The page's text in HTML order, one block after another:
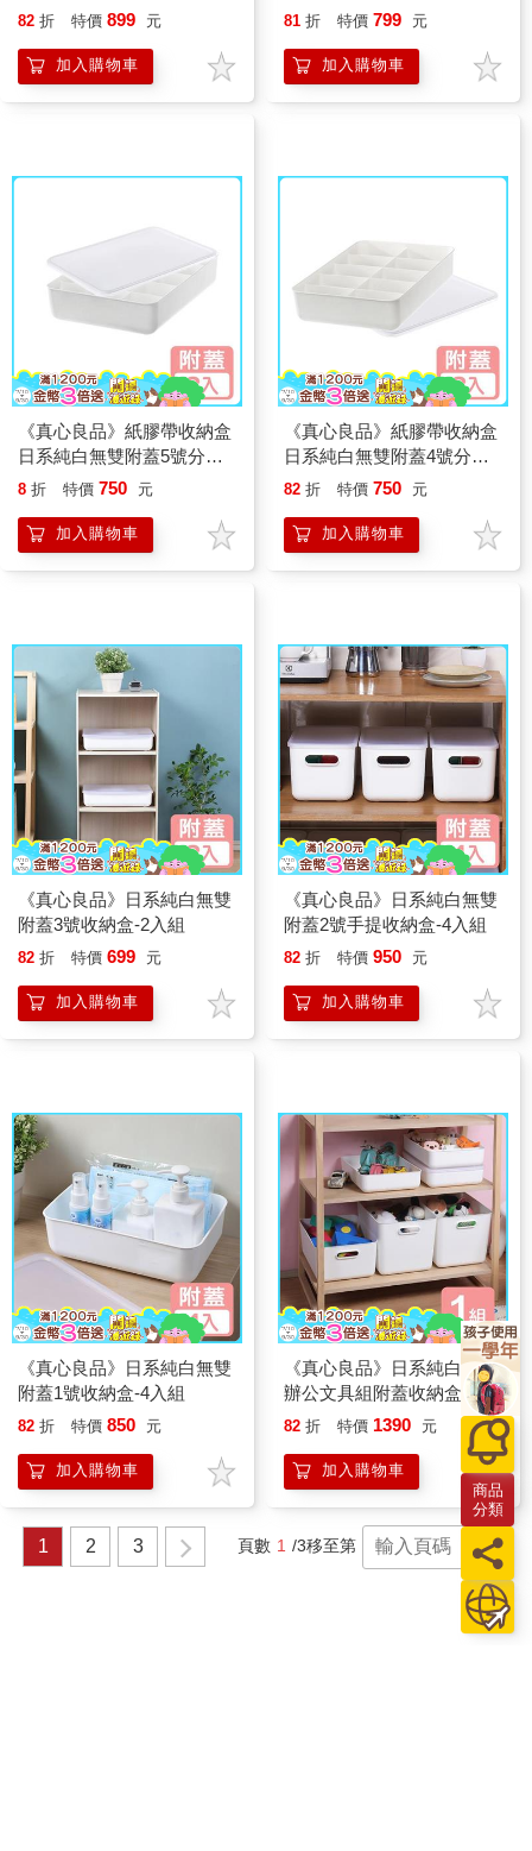
82 折 特價 899 元
加入購物車
81 折 特價 799 元
加入購物車
《真心良品》紙膠帶收納盒
日系純白無雙附蓋5號分隔
收納盒(15格)-2入組
8 折 特價 750 元
加入購物車
《真心良品》紙膠帶收納盒
日系純白無雙附蓋4號分隔
收納盒(10格)-2入組
82 折 特價 750 元
加入購物車
《真心良品》日系純白無雙
附蓋3號收納盒-2入組
82 折 特價 699 元
加入購物車
《真心良品》日系純白無雙
附蓋2號手提收納盒-4入組
82 折 特價 950 元
加入購物車
《真心良品》日系純白無雙
附蓋1號收納盒-4入組
82 折 特價 850 元
加入購物車
《真心良品》日系純白無雙
辦公文具組附蓋收納盒-5入
組
82 折 特價 1390 元
加入購物車
1 2 3 頁數 1 /3移至第 頁
商品
分類